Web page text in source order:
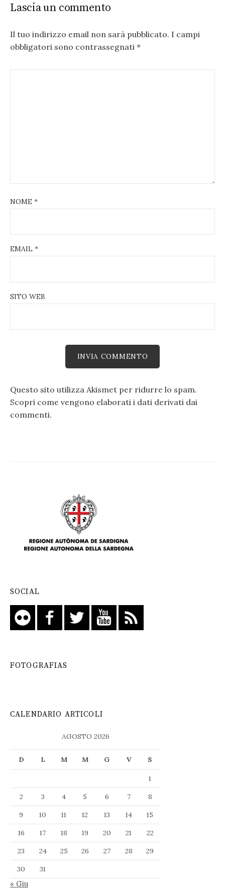
Lascia un commento
Il tuo indirizzo email non sarà pubblicato. I campi
obbligatori sono contrassegnati *
NOME *
EMAIL *
SITO WEB
Questo sito utilizza Akismet per ridurre lo spam.
Scopri come vengono elaborati i dati derivati dai
commenti.
SOCIAL
FOTOGRAFIAS
CALENDARIO ARTICOLI
AGOSTO 2026
D L M M G V S
1
2
3 4 5 6 7
8
9
10 11 12 13 14
15
16
17 18 19 20 21
22
23
24 25 26 27 28
29
30
31
« Giu